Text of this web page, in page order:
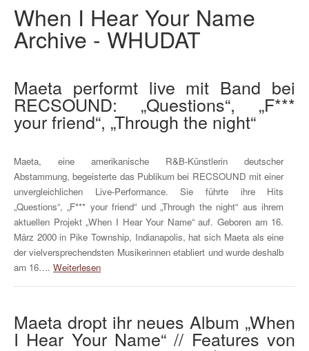
When I Hear Your Name
Archive - WHUDAT
Maeta performt live mit Band bei
RECSOUND: „Questions“, „F***
your friend“, „Through the night“
Maeta, eine amerikanische R&B-Künstlerin deutscher
Abstammung, begeisterte das Publikum bei RECSOUND mit einer
unvergleichlichen Live-Performance. Sie führte ihre Hits
„Questions“, „F*** your friend“ und „Through the night“ aus ihrem
aktuellen Projekt „When I Hear Your Name“ auf. Geboren am 16.
März 2000 in Pike Township, Indianapolis, hat sich Maeta als eine
der vielversprechendsten Musikerinnen etabliert und wurde deshalb
am 16…. Weiterlesen
Maeta dropt ihr neues Album „When
I Hear Your Name“ // Features von